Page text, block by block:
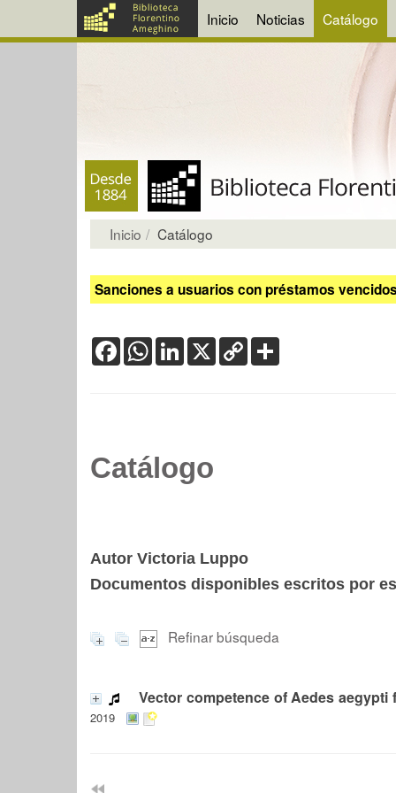
Inicio Noticias Catálogo
Inicio Catálogo
Sanciones a usuarios con préstamos
FacebookWhatsApp
LinkedIn
X Copy
Link
Catálogo
Autor Victoria Luppo
Documentos disponibles escritos por
Refinar búsqueda
Vector competence of Aedes
2019